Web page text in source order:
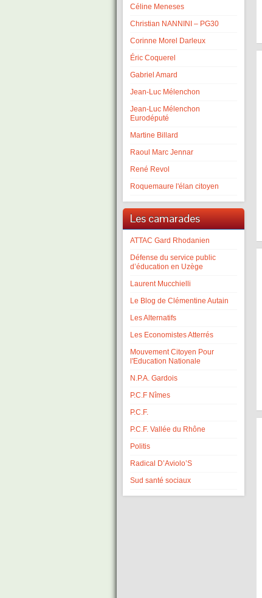
Céline Meneses
Christian NANNINI – PG30
Corinne Morel Darleux
Éric Coquerel
Gabriel Amard
Jean-Luc Mélenchon
Jean-Luc Mélenchon
Eurodéputé
Martine Billard
Raoul Marc Jennar
René Revol
Roquemaure l'élan citoyen
Les camarades
ATTAC Gard Rhodanien
Défense du service public
d’éducation en Uzège
Laurent Mucchielli
Le Blog de Clémentine Autain
Les Alternatifs
Les Economistes Atterrés
Mouvement Citoyen Pour
l'Education Nationale
N.P.A. Gardois
P.C.F Nîmes
P.C.F.
P.C.F. Vallée du Rhône
Politis
Radical D’Aviolo’S
Sud santé sociaux